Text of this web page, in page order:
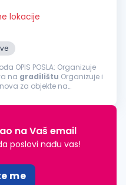
lokacije
POSLA: Organizuje
na gradilištu Organizuje i
za objekte na
na Vaš email
poslovi nađu vas!
me